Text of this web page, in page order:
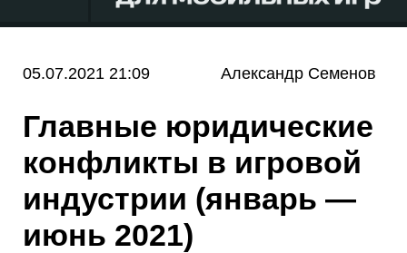
05.07.2021 21:09 Александр Семенов
Главные юридические
конфликты в игровой
индустрии (январь —
июнь 2021)